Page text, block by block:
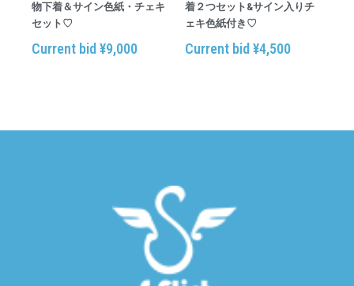
物下着＆サイン色紙・チェキ
セット♡
Current bid¥9,000
着２つセット&サイン入りチ
ェキ色紙付き♡
Current bid¥4,500